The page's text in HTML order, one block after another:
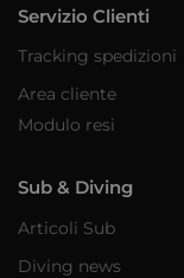
Servizio Clienti
Tracking spedizioni
Area cliente
Modulo resi
Sub & Diving
Articoli Sub
Diving news